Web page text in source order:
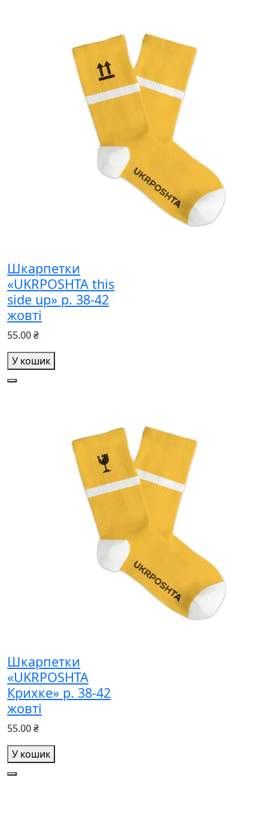
Шкарпетки
«UKRPOSHTA this
side up» р. 38-42
жовті
55.00 ₴
У кошик
Шкарпетки
«UKRPOSHTA
Крихке» р. 38-42
жовті
55.00 ₴
У кошик